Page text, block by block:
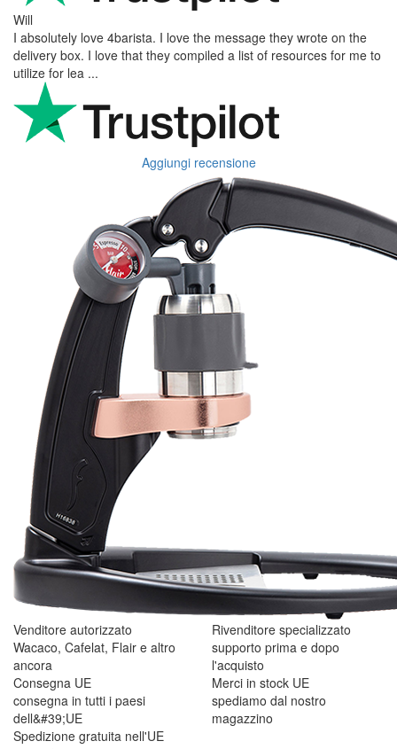
Will
I absolutely love 4barista. I love the message they wrote on the
delivery box. I love that they compiled a list of resources for me to
utilize for lea ...
Aggiungi recensione
Venditore autorizzato
Wacaco, Cafelat, Flair e altro
ancora
Rivenditore specializzato
supporto prima e dopo
l'acquisto
Consegna UE
consegna in tutti i paesi
dell&#39;UE
Merci in stock UE
spediamo dal nostro
magazzino
Spedizione gratuita nell'UE